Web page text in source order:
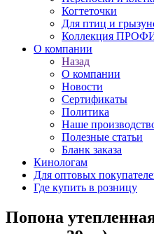
Когтеточки
Для птиц и
Коллекция
О компании
Назад
О компании
Новости
Сертификаты
Политика
Наше
Полезные статьи
Бланк заказа
Кинологам
Для оптовых
Где купить в розницу
Попона